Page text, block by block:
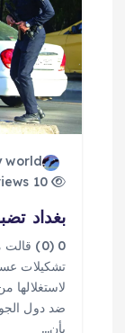
world
10 views
بغداد
0 (0)
تشكيلات
ضد دول
بأن…